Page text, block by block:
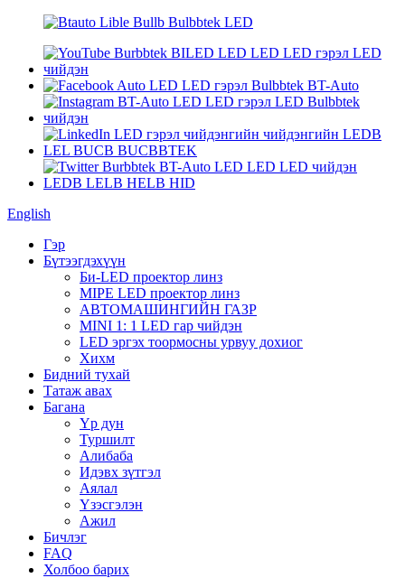
English
Гэр
Бүтээгдэхүүн
Би-LED проектор линз
MIPE LED проектор линз
АВТОМАШИНГИЙН ГАЗР
MINI 1: 1 LED гар чийдэн
LED эргэх тоормосны урвуу дохиог
Хихм
Бидний тухай
Татаж авах
Багана
Үр дун
Туршилт
Алибаба
Идэвх зүтгэл
Аялал
Үзэсгэлэн
Ажил
Бичлэг
FAQ
Холбоо барих